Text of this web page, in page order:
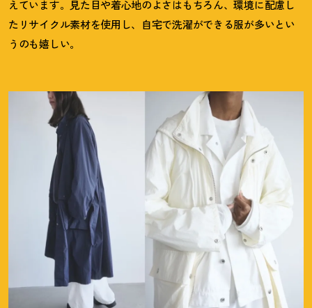
えています。見た目や着心地のよさはもちろん、環境に配慮し
たリサイクル素材を使用し、自宅で洗濯ができる服が多いとい
うのも嬉しい。